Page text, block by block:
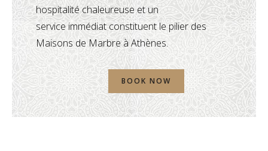
hospitalité chaleureuse et un
service immédiat constituent le pilier des
Maisons de Marbre à Athènes.
BOOK NOW